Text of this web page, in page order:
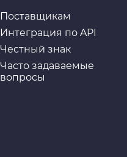
Поставщикам
Интеграция по API
Честный знак
Часто задаваемые
вопросы